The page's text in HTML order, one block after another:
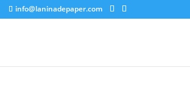
info@laninadepaper.com